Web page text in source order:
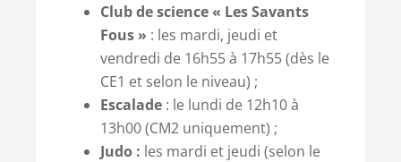
Club de science « Les Savants
Fous » : les mardi, jeudi et
vendredi de 16h55 à 17h55 (dès le
CE1 et selon le niveau) ;
Escalade : le lundi de 12h10 à
13h00 (CM2 uniquement) ;
Judo : les mardi et jeudi (selon le